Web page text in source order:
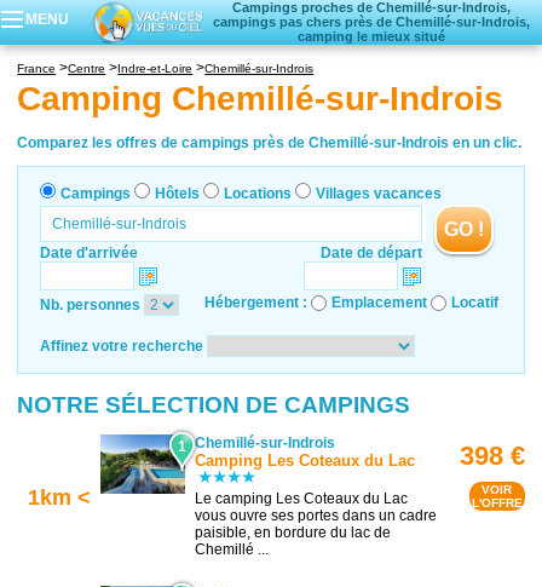
MENU
Campings proches de Chemillé-sur-Indrois,
campings pas chers près de Chemillé-sur-Indrois,
camping le mieux situé
Hôtels
Locations vacances
Villages vacances
France Centre Indre-et-Loire Chemillé-sur-Indrois
Camping Chemillé-sur-Indrois
Comparez les offres de campings près de Chemillé-sur-Indrois en un clic.
Campings Hôtels Locations Villages vacances
Date d'arrivée Date de départ
GO !
Nb. personnes Hébergement : Emplacement Locatif
Affinez votre recherche
NOTRE SÉLECTION DE CAMPINGS
1km <
1 Chemillé-sur-Indrois
Camping Les Coteaux du Lac
Le camping Les Coteaux du Lac
vous ouvre ses portes dans un cadre
paisible, en bordure du lac de
Chemillé ...
398 €
VOIR
L'OFFRE